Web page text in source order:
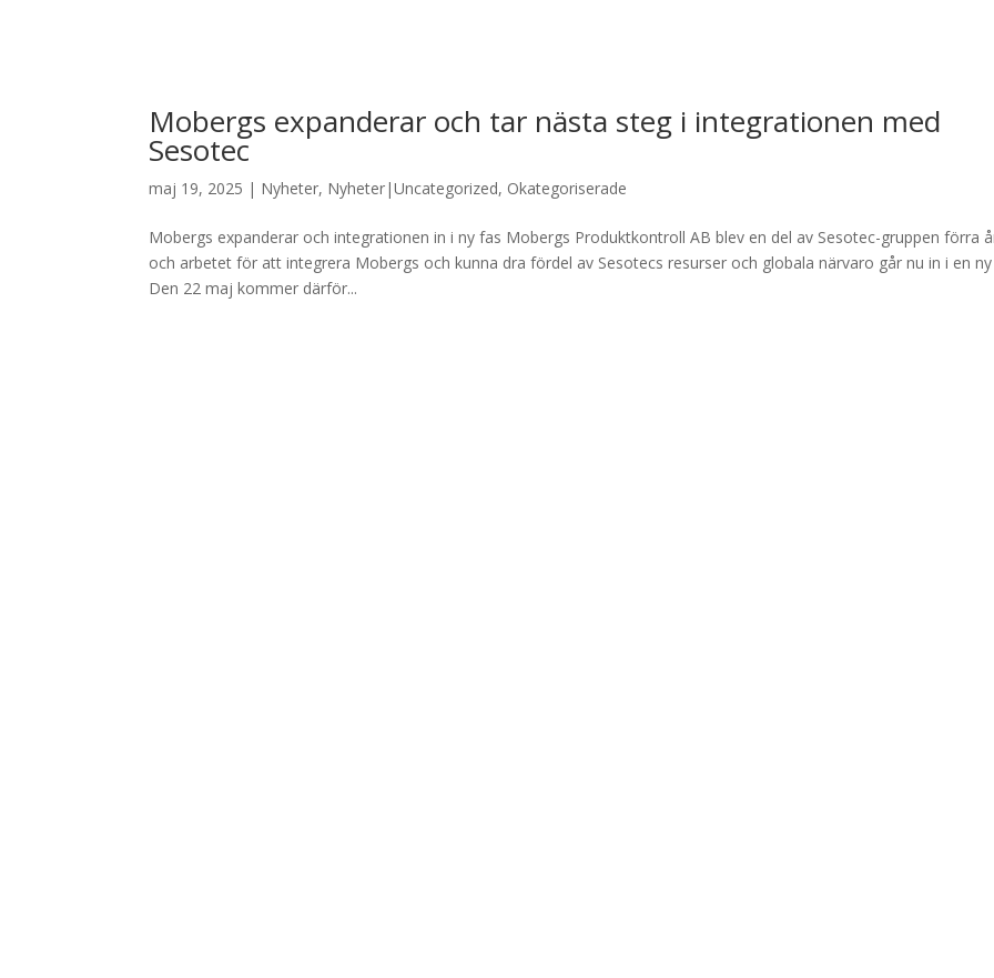
Mobergs expanderar och tar nästa steg i integrationen med
Sesotec
maj 19, 2025 | Nyheter, Nyheter|Uncategorized, Okategoriserade
Mobergs expanderar och integrationen in i ny fas Mobergs Produktkontroll AB blev en del av Sesotec-gruppen förra
och arbetet för att integrera Mobergs och kunna dra fördel av Sesotecs resurser och globala närvaro går nu in i en
Den 22 maj kommer därför...